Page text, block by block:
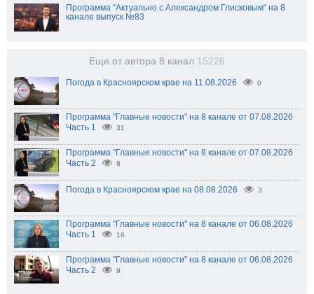
Программа “Актуально с Александром Глисковым“ на 8
канале выпуск №83
Еще от автора 8 канал 15226
Погода в Красноярском крае на 11.08.2026 0
Программа "Главные новости" на 8 канале от 07.08.2026
Часть 1
31
Программа "Главные новости" на 8 канале от 07.08.2026
Часть 2
8
Погода в Красноярском крае на 08.08.2026 3
Программа "Главные новости" на 8 канале от 06.08.2026
Часть 1
16
Программа "Главные новости" на 8 канале от 06.08.2026
Часть 2
9